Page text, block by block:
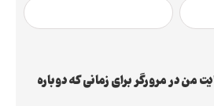
من در مرورگر برای زمانی که دوباره